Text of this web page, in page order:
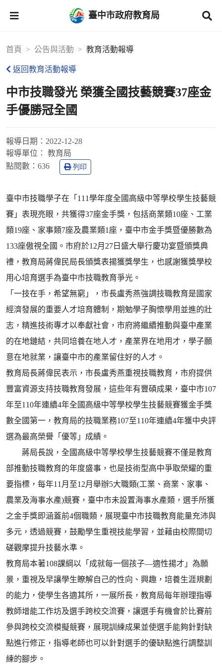
臺中市政府教育局
首頁 公告與活動 教育活動報導
返回教育活動報導
中市技職發光 榮獲全國技藝競賽37座金
手優勝冠全國
報導日期： 2022-12-28
報導單位：
教育局
點閱數： 636 列印
臺中市技職學子在「111學年度全國高級中等學校學生技藝競
賽」表現亮眼，共獲得37座金手獎，包括商業類10座、工業
類19座、家事類7座及農業類1座，臺中市金手獎暨優勝數為
133座傲視全國。市府於12月27日盛大舉行慶功宴暨頒獎典
禮，教育局蔣偉民局長頒獎表揚獲獎學生，也感謝獲獎學校
用心培育選手為臺中市技職教育爭光。
「一技在手，希望無窮」，市長盧秀燕強調技職教育是國家
經濟發展的重要人才培育體制，期勉學子胸懷學用並進的壯
志，精進技術專才以奉獻社會，市府將繼續推動與臺中產業
的在地鏈結，共同培養在地人才，產業界在地用才，學子願
意在地就業，讓臺中市的產業留住好的人才。
教育局長蔣偉民表示，市長盧秀燕重視技職教育，市府提供
豐富資源支持技職教育發展，這些年有豐碩成果，臺中市107
年至110年連續4年全國高級中等學校學生技藝競賽獲金手獎
數全國第一，教育局的技職業務107至110年連續4年獲中央評
選為最高榮譽「優等」成績。
蔣局長說，全國高級中等學校學生技藝競賽不僅是教育
部推動技職教育的年度盛事，也是技術型高中爭取榮耀的重
要指標，每年11月至12月舉辦5大職類(工業、商業、家事、
農業及海事水產)競賽，臺中市未設置海事水產類，選手所獲
之金手獎即涵蓋前4個職類，展現臺中市技職教育能量充沛與
多元，透過競賽，鼓勵學生重視技能學習，並藉由校際間切
磋觀摩提升技藝水準。
教育局本著108課綱以「成就每一個孩子—適性揚才」為願
景，重視及早讓學生瞭解自己的性向、興趣，培養生涯規劃
的能力，使學生各適其所，一展所長，教育局每年辦理指導
教師增能工作坊及選手跨校交流賽，讓選手有機會於比賽前
參與跨校交流模擬競賽，展現訓練成果並使選手能夠針對缺
點進行修正，指導老師也可以針對選手的優缺點進行調整訓
練的腳步。